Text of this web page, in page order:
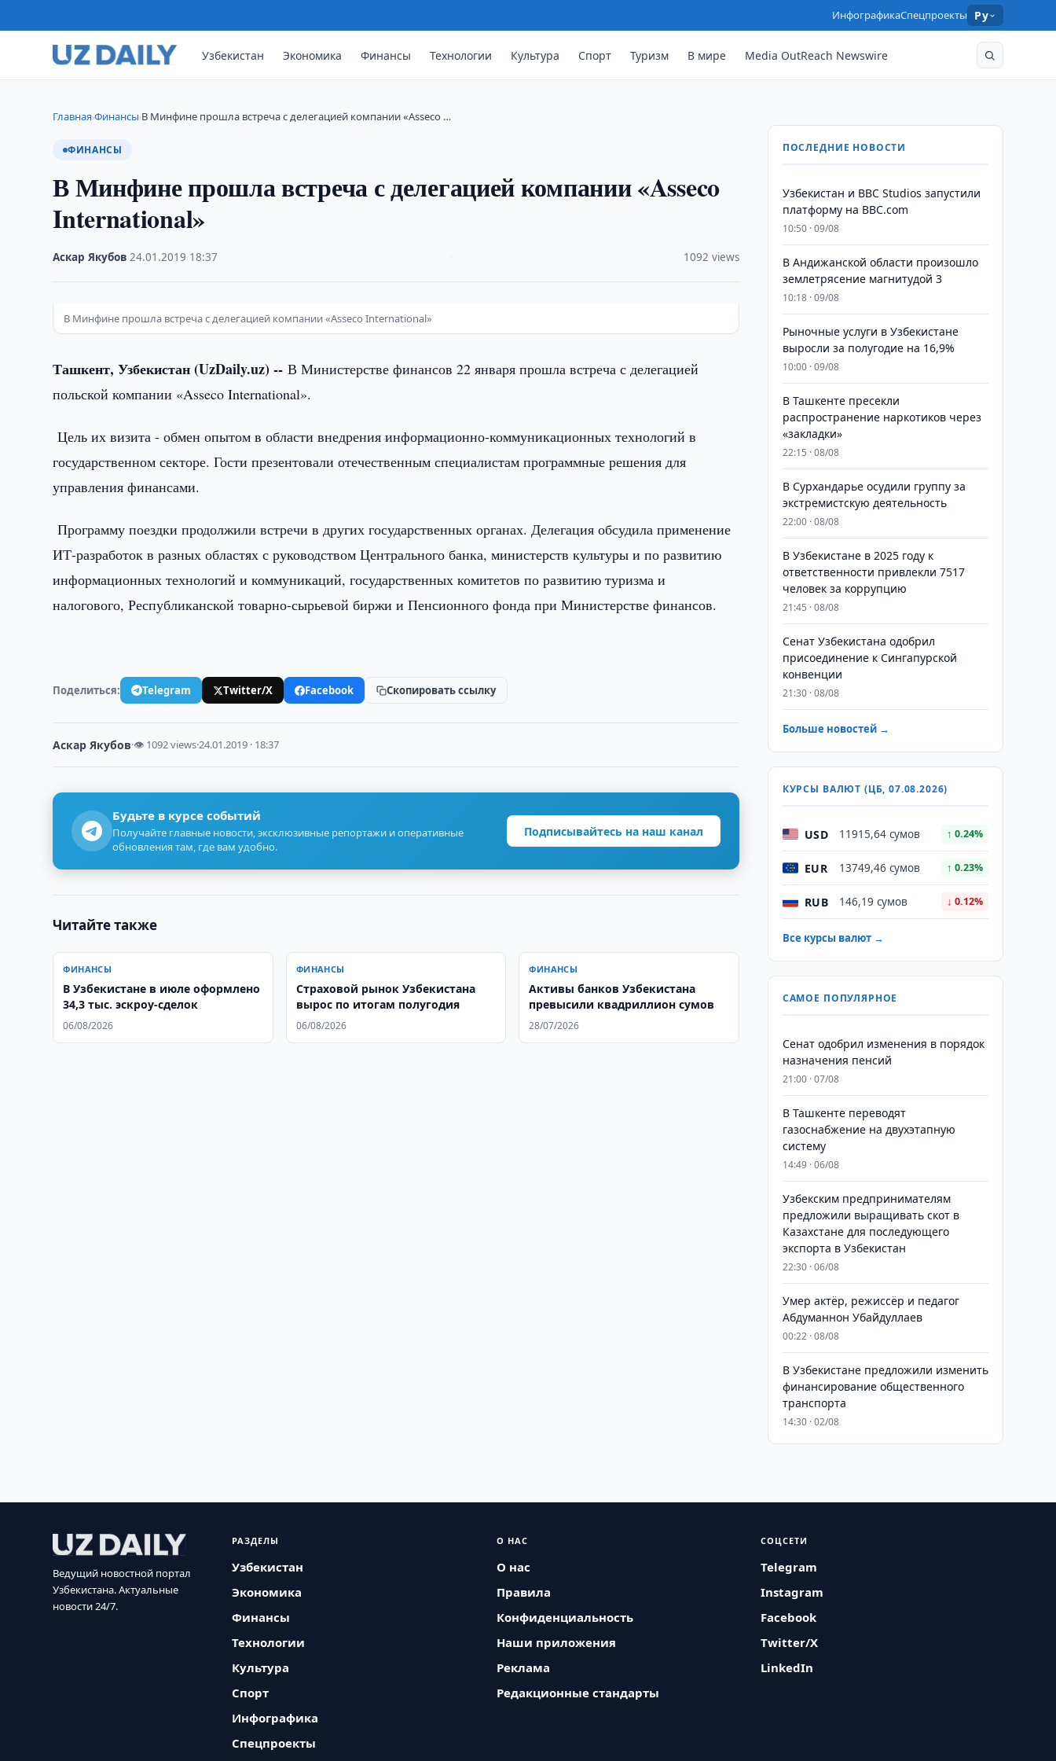
ИнфографикаСпецпроекты Ру
Узбекистан Экономика Финансы Технологии Культура Спорт Туризм В мире Media OutReach Newswire
Главная›Финансы›В Минфине прошла встреча с делегацией компании «Asseco …
ФИНАНСЫ
В Минфине прошла встреча с делегацией компании «Asseco
International»
Аскар Якубов ·24.01.2019 18:37 1092 views
В Минфине прошла встреча с делегацией компании «Asseco International»
Ташкент, Узбекистан (UzDaily.uz) --В Министерстве финансов 22 января прошла встреча с делегацией
польской компании «Asseco International».
Цель их визита - обмен опытом в области внедрения информационно-коммуникационных технологий в
государственном секторе. Гости презентовали отечественным специалистам программные решения для
управления финансами.
Программу поездки продолжили встречи в других государственных органах. Делегация обсудила применение
ИТ-разработок в разных областях с руководством Центрального банка, министерств культуры и по развитию
информационных технологий и коммуникаций, государственных комитетов по развитию туризма и
налогового, Республиканской товарно-сырьевой биржи и Пенсионного фонда при Министерстве финансов.
Поделиться: Telegram Twitter/X Facebook Скопировать ссылку
Аскар Якубов·👁 1092 views·24.01.2019 · 18:37
Будьте в курсе событий
Получайте главные новости, эксклюзивные репортажи и оперативные
обновления там, где вам удобно.
Подписывайтесь на наш канал
Читайте также
ФИНАНСЫ
В Узбекистане в июле оформлено
34,3 тыс. эскроу-сделок
06/08/2026
ФИНАНСЫ
Страховой рынок Узбекистана
вырос по итогам полугодия
06/08/2026
ФИНАНСЫ
Активы банков Узбекистана
превысили квадриллион сумов
28/07/2026
ПОСЛЕДНИЕ НОВОСТИ
Узбекистан и BBC Studios запустили
платформу на BBC.com
10:50 · 09/08
В Андижанской области произошло
землетрясение магнитудой 3
10:18 · 09/08
Рыночные услуги в Узбекистане
выросли за полугодие на 16,9%
10:00 · 09/08
В Ташкенте пресекли
распространение наркотиков через
«закладки»
22:15 · 08/08
В Сурхандарье осудили группу за
экстремистскую деятельность
22:00 · 08/08
В Узбекистане в 2025 году к
ответственности привлекли 7517
человек за коррупцию
21:45 · 08/08
Сенат Узбекистана одобрил
присоединение к Сингапурской
конвенции
21:30 · 08/08
Больше новостей →
КУРСЫ ВАЛЮТ (ЦБ, 07.08.2026)
USD 11915,64 сумов ↑ 0.24%
EUR 13749,46 сумов ↑ 0.23%
RUB 146,19 сумов ↓ 0.12%
Все курсы валют →
САМОЕ ПОПУЛЯРНОЕ
Сенат одобрил изменения в порядок
назначения пенсий
21:00 · 07/08
В Ташкенте переводят
газоснабжение на двухэтапную
систему
14:49 · 06/08
Узбекским предпринимателям
предложили выращивать скот в
Казахстане для последующего
экспорта в Узбекистан
22:30 · 06/08
Умер актёр, режиссёр и педагог
Абдуманнон Убайдуллаев
00:22 · 08/08
В Узбекистане предложили изменить
финансирование общественного
транспорта
14:30 · 02/08
Ведущий новостной портал
Узбекистана. Актуальные
новости 24/7.
РАЗДЕЛЫ
Узбекистан
Экономика
Финансы
Технологии
Культура
Спорт
Инфографика
Спецпроекты
О НАС
О нас
Правила
Конфиденциальность
Наши приложения
Реклама
Редакционные стандарты
СОЦСЕТИ
Telegram
Instagram
Facebook
Twitter/X
LinkedIn